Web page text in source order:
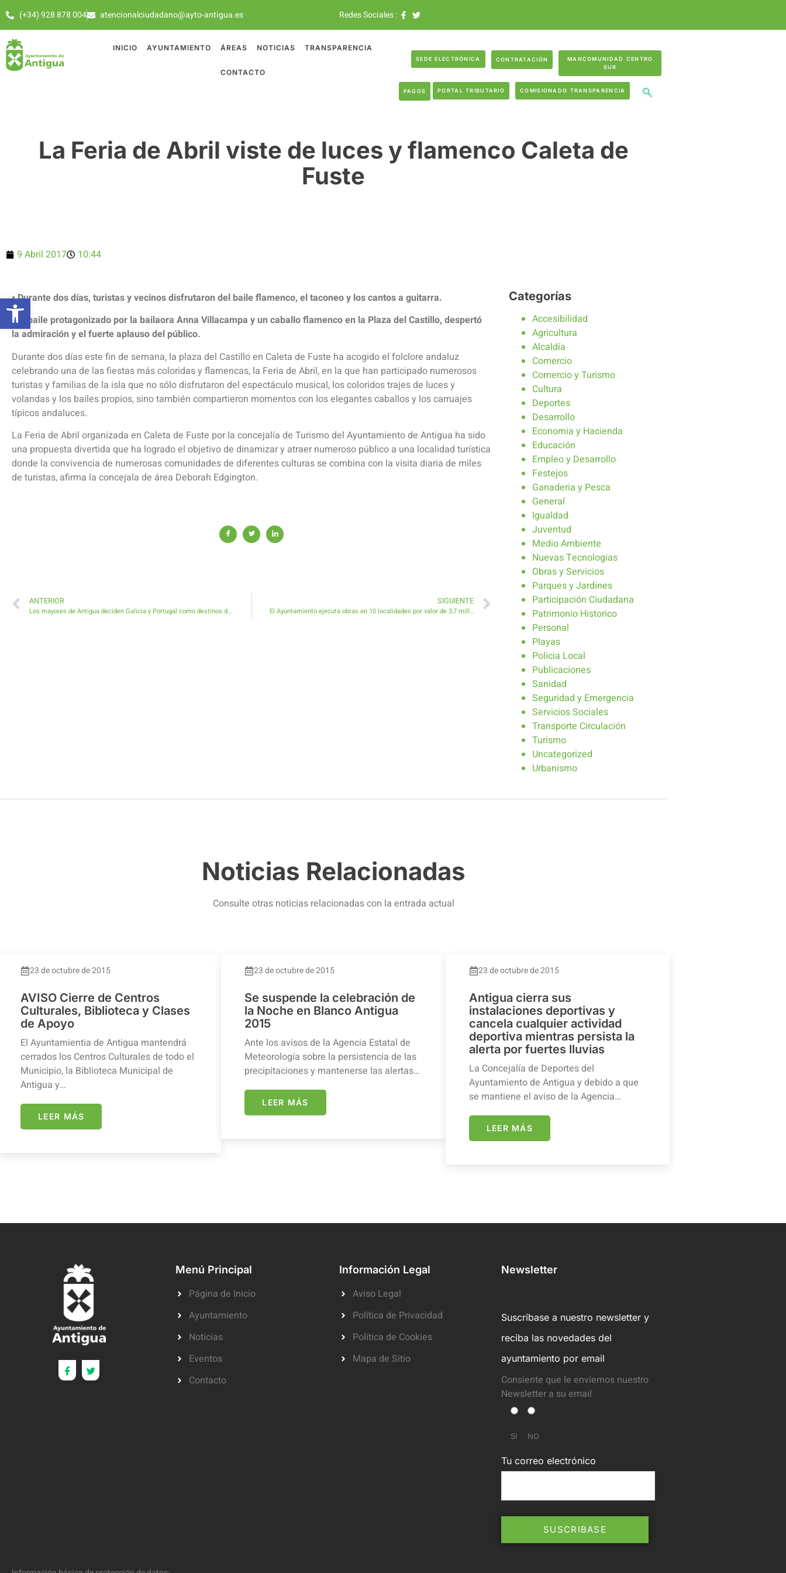
(+34) 928 878 004 atencionalciudadano@ayto-antigua.es Redes Sociales :
INICIO AYUNTAMIENTO ÁREAS NOTICIAS TRANSPARENCIA
CONTACTO
SEDE ELECTRÓNICA CONTRATACIÓN
MANCOMUNIDAD CENTRO
SUR
PAGOS PORTAL TRIBUTARIO COMISIONADO TRANSPARENCIA
La Feria de Abril viste de luces y flamenco Caleta de
Fuste
9 Abril 2017 10:44
• Durante dos días, turistas y vecinos disfrutaron del baile flamenco, el taconeo y los cantos a guitarra.
• El baile protagonizado por la bailaora Anna Villacampa y un caballo flamenco en la Plaza del Castillo, despertó
la admiración y el fuerte aplauso del público.
Durante dos días este fin de semana, la plaza del Castillo en Caleta de Fuste ha acogido el folclore andaluz
celebrando una de las fiestas más coloridas y flamencas, la Feria de Abril, en la que han participado numerosos
turistas y familias de la isla que no sólo disfrutaron del espectáculo musical, los coloridos trajes de luces y
volandas y los bailes propios, sino también compartieron momentos con los elegantes caballos y los carruajes
típicos andaluces.
La Feria de Abril organizada en Caleta de Fuste por la concejalía de Turismo del Ayuntamiento de Antigua ha sido
una propuesta divertida que ha logrado el objetivo de dinamizar y atraer numeroso público a una localidad turística
donde la convivencia de numerosas comunidades de diferentes culturas se combina con la visita diaria de miles
de turistas, afirma la concejala de área Deborah Edgington.
ANTERIOR
Los mayores de Antigua deciden Galicia y Portugal como destinos de su nuevo viaje
SIGUIENTE
El Ayuntamiento ejecuta obras en 10 localidades por valor de 3,7 millones de euros
Categorías
Accesibilidad
Agricultura
Alcaldía
Comercio
Comercio y Turismo
Cultura
Deportes
Desarrollo
Economia y Hacienda
Educación
Empleo y Desarrollo
Festejos
Ganaderia y Pesca
General
Igualdad
Juventud
Medio Ambiente
Nuevas Tecnologias
Obras y Servicios
Parques y Jardines
Participación Ciudadana
Patrimonio Historico
Personal
Playas
Policia Local
Publicaciones
Sanidad
Seguridad y Emergencia
Servicios Sociales
Transporte Circulación
Turismo
Uncategorized
Urbanismo
Noticias Relacionadas
Consulte otras noticias relacionadas con la entrada actual
23 de octubre de 2015
AVISO Cierre de Centros
Culturales, Biblioteca y Clases
de Apoyo
El Ayuntamientia de Antigua mantendrá
cerrados los Centros Culturales de todo el
Municipio, la Biblioteca Municipal de
Antigua y…
LEER MÁS
23 de octubre de 2015
Se suspende la celebración de
la Noche en Blanco Antigua
2015
Ante los avisos de la Agencia Estatal de
Meteorología sobre la persistencia de las
precipitaciones y mantenerse las alertas…
LEER MÁS
23 de octubre de 2015
Antigua cierra sus
instalaciones deportivas y
cancela cualquier actividad
deportiva mientras persista la
alerta por fuertes lluvias
La Concejalía de Deportes del
Ayuntamiento de Antigua y debido a que
se mantiene el aviso de la Agencia…
LEER MÁS
Menú Principal
Página de Inicio
Ayuntamiento
Noticias
Eventos
Contacto
Información Legal
Aviso Legal
Política de Privacidad
Política de Cookies
Mapa de Sitio
Newsletter
Suscríbase a nuestro newsletter y
reciba las novedades del
ayuntamiento por email
Consiente que le enviemos nuestro
Newsletter a su email
SI NO
Tu correo electrónico
Abrir barra de herramientas